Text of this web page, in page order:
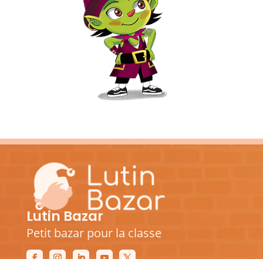
Lutin Bazar
Petit bazar pour la classe